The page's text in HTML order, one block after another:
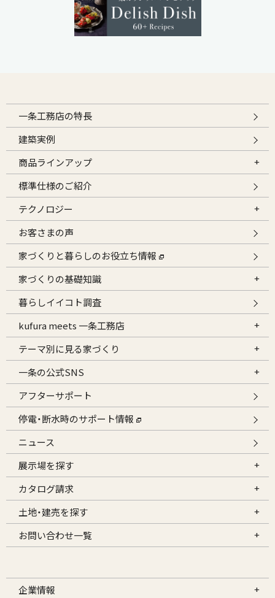
一条工務店の特長
建築実例
商品ラインアップ
標準仕様のご紹介
テクノロジー
お客さまの声
家づくりと暮らしのお役立ち情報
家づくりの基礎知識
暮らしイイコト調査
kufura meets 一条工務店
テーマ別に見る家づくり
一条の公式SNS
アフターサポート
停電・断水時のサポート情報
ニュース
展示場を探す
カタログ請求
土地・建売を探す
お問い合わせ一覧
企業情報